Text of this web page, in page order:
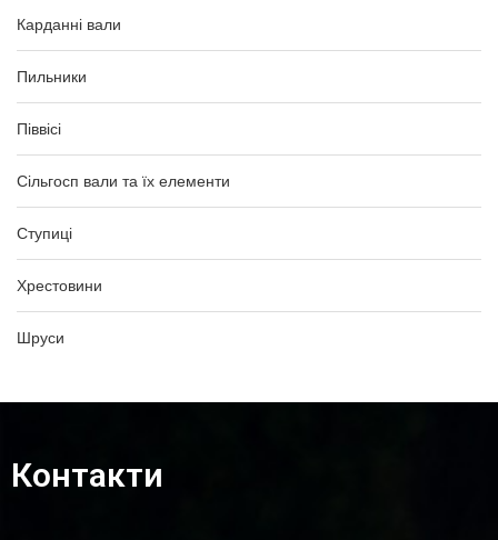
Карданні вали
Пильники
Піввісі
Сільгосп вали та їх елементи
Ступиці
Хрестовини
Шруси
Контакти